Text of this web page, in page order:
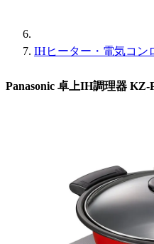
IHヒーター・電気コン
Panasonic 卓上IH調理器 KZ-